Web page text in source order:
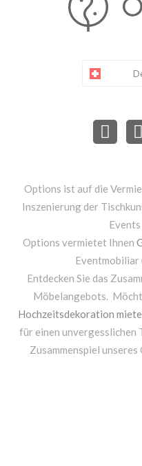
Options ist auf die
Inszenierung der
Options vermietet Ihnen
Eventmobiliar
Entdecken Sie das
Möbelangebots.
Hochzeitsdekoration
für einen unvergesslichen
Zusammenspiel